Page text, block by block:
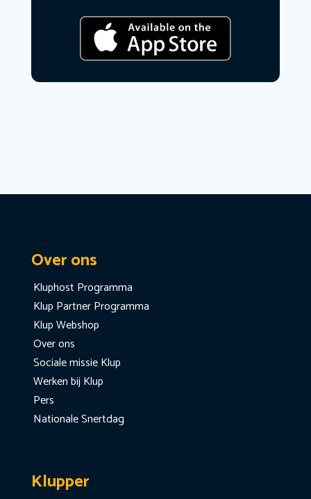
Over ons
Kluphost Programma
Klup Partner Programma
Klup Webshop
Over ons
Sociale missie Klup
Werken bij Klup
Pers
Nationale Snertdag
Klupper